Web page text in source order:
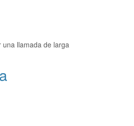
llamada de larga